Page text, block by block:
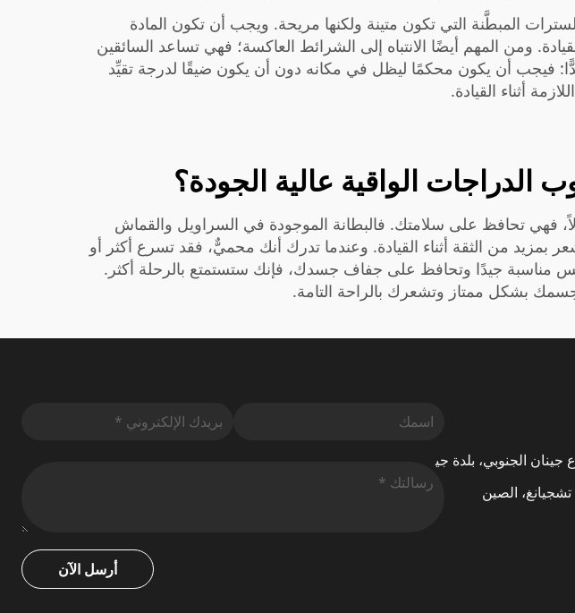
المبطَّنة التي تكون متينة ولكنها مريحة. ويجب أن تكون المادة
ومن المهم أيضًا الانتباه إلى الشرائط العاكسة؛ فهي تساعد السائقين
فيجب أن يكون محكمًا ليظل في مكانه دون أن يكون ضيقًا لدرجة تقيِّد
أثناء القيادة.
الواقية عالية الجودة؟
فهي تحافظ على سلامتك. فالبطانة الموجودة في السراويل والقماش
من الثقة أثناء القيادة. وعندما تدرك أنك محميٌّ، فقد تسرع أكثر أو
مناسبة جيدًا وتحافظ على جفاف جسدك، فإنك ستستمتع بالرحلة أكثر.
بشكل ممتاز وتشعرك بالراحة التامة.
المبنى ١، رقم ٧ شارع جينان الجنوبي، بلدة جي
الصين
أرسل الآن